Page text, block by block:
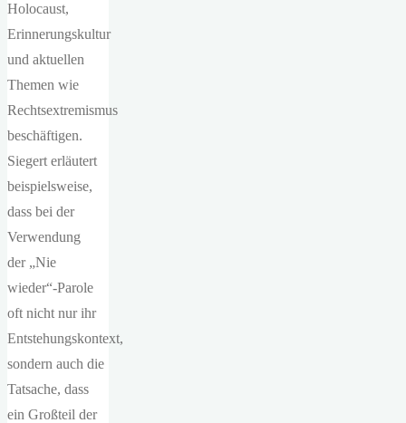
Holocaust,
Erinnerungskultur
und aktuellen
Themen wie
Rechtsextremismus
beschäftigen.
Siegert erläutert
beispielsweise,
dass bei der
Verwendung
der „Nie
wieder“-Parole
oft nicht nur ihr
Entstehungskontext,
sondern auch die
Tatsache, dass
ein Großteil der